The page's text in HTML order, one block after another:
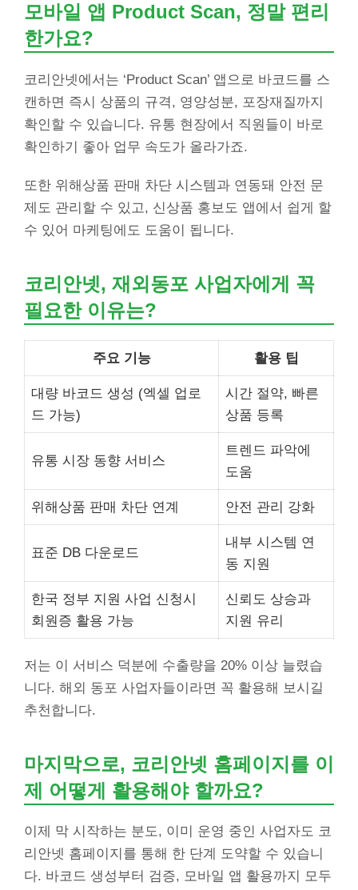
모바일 앱 Product Scan, 정말 편리
한가요?
코리안넷에서는 ‘Product Scan’ 앱으로 바코드를 스
캔하면 즉시 상품의 규격, 영양성분, 포장재질까지
확인할 수 있습니다. 유통 현장에서 직원들이 바로
확인하기 좋아 업무 속도가 올라가죠.
또한 위해상품 판매 차단 시스템과 연동돼 안전 문
제도 관리할 수 있고, 신상품 홍보도 앱에서 쉽게 할
수 있어 마케팅에도 도움이 됩니다.
코리안넷, 재외동포 사업자에게 꼭
필요한 이유는?
주요 기능 활용 팁
대량 바코드 생성 (엑셀 업로
드 가능)
시간 절약, 빠른
상품 등록
유통 시장 동향 서비스
트렌드 파악에
도움
위해상품 판매 차단 연계 안전 관리 강화
표준 DB 다운로드
내부 시스템 연
동 지원
한국 정부 지원 사업 신청시
회원증 활용 가능
신뢰도 상승과
지원 유리
저는 이 서비스 덕분에 수출량을 20% 이상 늘렸습
니다. 해외 동포 사업자들이라면 꼭 활용해 보시길
추천합니다.
마지막으로, 코리안넷 홈페이지를 이
제 어떻게 활용해야 할까요?
이제 막 시작하는 분도, 이미 운영 중인 사업자도 코
리안넷 홈페이지를 통해 한 단계 도약할 수 있습니
다. 바코드 생성부터 검증, 모바일 앱 활용까지 모두